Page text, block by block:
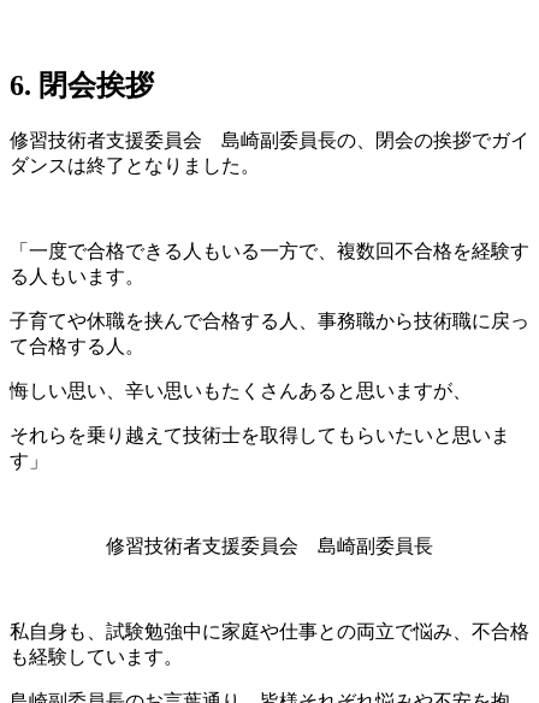
6. 閉会挨拶
修習技術者支援委員会 島崎副委員長の、閉会の挨拶でガイ
ダンスは終了となりました。
「一度で合格できる人もいる一方で、複数回不合格を経験す
る人もいます。
子育てや休職を挟んで合格する人、事務職から技術職に戻っ
て合格する人。
悔しい思い、辛い思いもたくさんあると思いますが、
それらを乗り越えて技術士を取得してもらいたいと思いま
す」
修習技術者支援委員会 島崎副委員長
私自身も、試験勉強中に家庭や仕事との両立で悩み、不合格
も経験しています。